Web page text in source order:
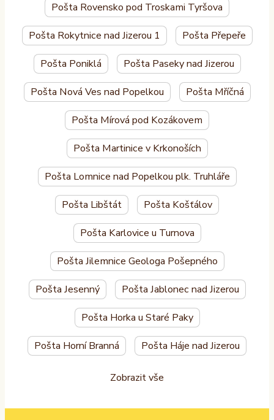
Pošta Rovensko pod Troskami Tyršova
Pošta Rokytnice nad Jizerou 1 Pošta Přepeře
Pošta Poniklá Pošta Paseky nad Jizerou
Pošta Nová Ves nad Popelkou Pošta Mříčná
Pošta Mírová pod Kozákovem
Pošta Martinice v Krkonoších
Pošta Lomnice nad Popelkou plk. Truhláře
Pošta Libštát Pošta Košťálov
Pošta Karlovice u Turnova
Pošta Jilemnice Geologa Pošepného
Pošta Jesenný Pošta Jablonec nad Jizerou
Pošta Horka u Staré Paky
Pošta Horní Branná Pošta Háje nad Jizerou
Zobrazit vše